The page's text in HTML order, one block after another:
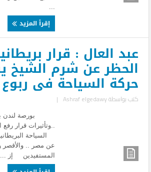
إقرأ المزيد
عبد العال : قرار
الحظر عن شرم الشيخ
حركة السياحة فى
كتب بواسطةAshraf elgedawy
|
بورصة لندن
..وتأثيرات قرار
السياحة
عن مصر .. والأقصر
المستفيدين إز ...